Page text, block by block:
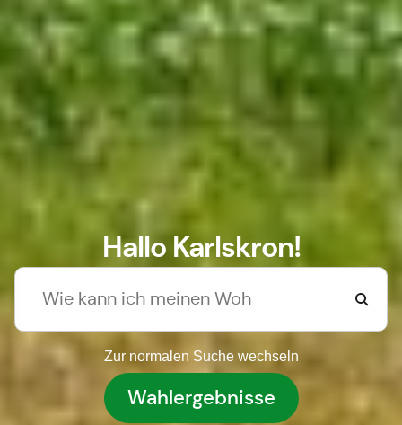
Hallo Karlskron!
Zur normalen Suche wechseln
Wahlergebnisse